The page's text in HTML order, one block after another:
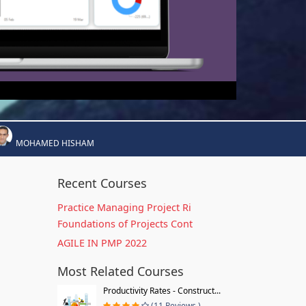
MOHAMED HISHAM
Recent Courses
Practice Managing Project Ri
Foundations of Projects Cont
AGILE IN PMP 2022
Most Related Courses
Productivity Rates - Construct...